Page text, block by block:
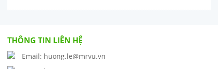
THÔNG TIN LIÊN HỆ
Email: huong.le@mrvu.vn